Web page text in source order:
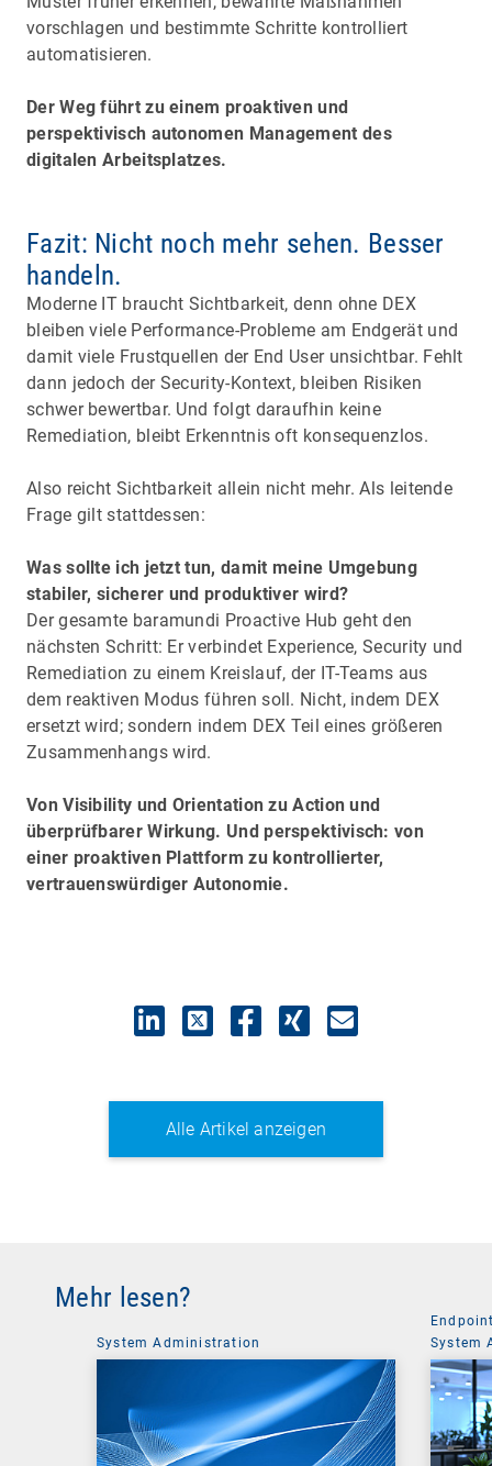
vorschlagen und bestimmte Schritte kontrolliert
automatisieren.
Der Weg führt zu einem proaktiven und
perspektivisch autonomen Management des
digitalen Arbeitsplatzes.
Fazit: Nicht noch mehr sehen. Besser
handeln.
Moderne IT braucht Sichtbarkeit, denn ohne DEX
bleiben viele Performance-Probleme am Endgerät und
damit viele Frustquellen der End User unsichtbar. Fehlt
dann jedoch der Security-Kontext, bleiben Risiken
schwer bewertbar. Und folgt daraufhin keine
Remediation, bleibt Erkenntnis oft konsequenzlos.
Also reicht Sichtbarkeit allein nicht mehr. Als leitende
Frage gilt stattdessen:
Was sollte ich jetzt tun, damit meine Umgebung
stabiler, sicherer und produktiver wird?
Der gesamte baramundi Proactive Hub geht den
nächsten Schritt: Er verbindet Experience, Security und
Remediation zu einem Kreislauf, der IT-Teams aus
dem reaktiven Modus führen soll. Nicht, indem DEX
ersetzt wird; sondern indem DEX Teil eines größeren
Zusammenhangs wird.
Von Visibility und Orientation zu Action und
überprüfbarer Wirkung. Und perspektivisch: von
einer proaktiven Plattform zu kontrollierter,
vertrauenswürdiger Autonomie.
Alle Artikel anzeigen
Mehr lesen?
System Administration
System